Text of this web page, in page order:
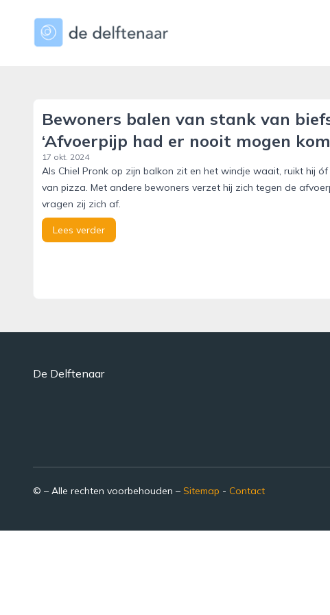
dedelftenaar.nl
Bewoners balen van stank van
‘Afvoerpijp had er nooit mogen
17 okt. 2024
Als Chiel Pronk op zijn balkon zit en het windje waait, ruikt hij
van pizza. Met andere bewoners verzet hij zich tegen de
vragen zij zich af.
Lees verder
De Delftenaar
© – Alle rechten voorbehouden – Sitemap - Contact